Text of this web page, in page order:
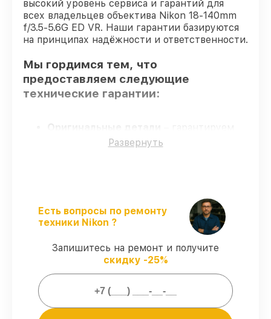
высокий уровень сервиса и гарантий для
всех владельцев объектива Nikon 18-140mm
f/3.5-5.6G ED VR. Наши гарантии базируются
на принципах надёжности и ответственности.
Мы гордимся тем, что
предоставляем следующие
технические гарантии:
Оригинальные детали
использование фирменных запчастей для
соблюдаем сроки сервиса объектива 18-
140mm f/3.5-5.6G ED VR, согласованные с
клиентом.
– все работы по
восстановлению проводятся с
официальной гарантией.
Мы гарантируем:
Развернуть
Есть вопросы по ремонту
техники Nikon ?
Запишитесь на ремонт и получите
скидку -25%